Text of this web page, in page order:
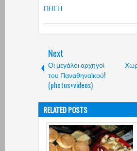
ΠΗΓΗ
Next
Οι μεγάλοι αρχηγοί
του Παναθηναϊκού!
(photos+videos)
RELATED POSTS